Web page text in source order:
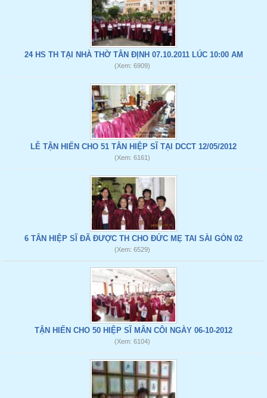
24 HS TH TẠI NHÀ THỜ TÂN ĐỊNH 07.10.2011 LÚC 10:00 AM
(Xem: 6909)
LỄ TẬN HIẾN CHO 51 TÂN HIỆP SĨ TẠI DCCT 12/05/2012
(Xem: 6161)
6 TÂN HIỆP SĨ ĐÃ ĐƯỢC TH CHO ĐỨC MẸ TAI SÀI GÒN 02
(Xem: 6529)
TẬN HIẾN CHO 50 HIỆP SĨ MÂN CÔI NGÀY 06-10-2012
(Xem: 6104)